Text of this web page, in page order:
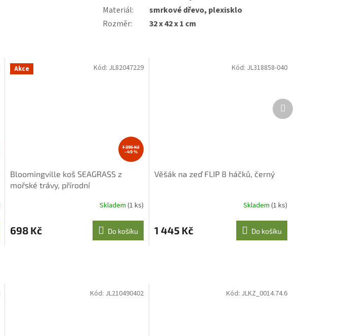
Materiál:
smrkové dřevo, plexisklo
Rozměr: 32 x 42 x 1 cm
Akce
1 395 Kč
–49 %
Bloomingville koš SEAGRASS z
mořské trávy, přírodní
Skladem (1 ks)
698 Kč Do košíku
Kód: JL82047229
Věšák na zeď FLIP 8 háčků, černý
Skladem (1 ks)
1 445 Kč Do košíku
Kód: JL318858-040
Další
produkt
Kód: JL210490402 Kód: JLKZ_0014.74.6